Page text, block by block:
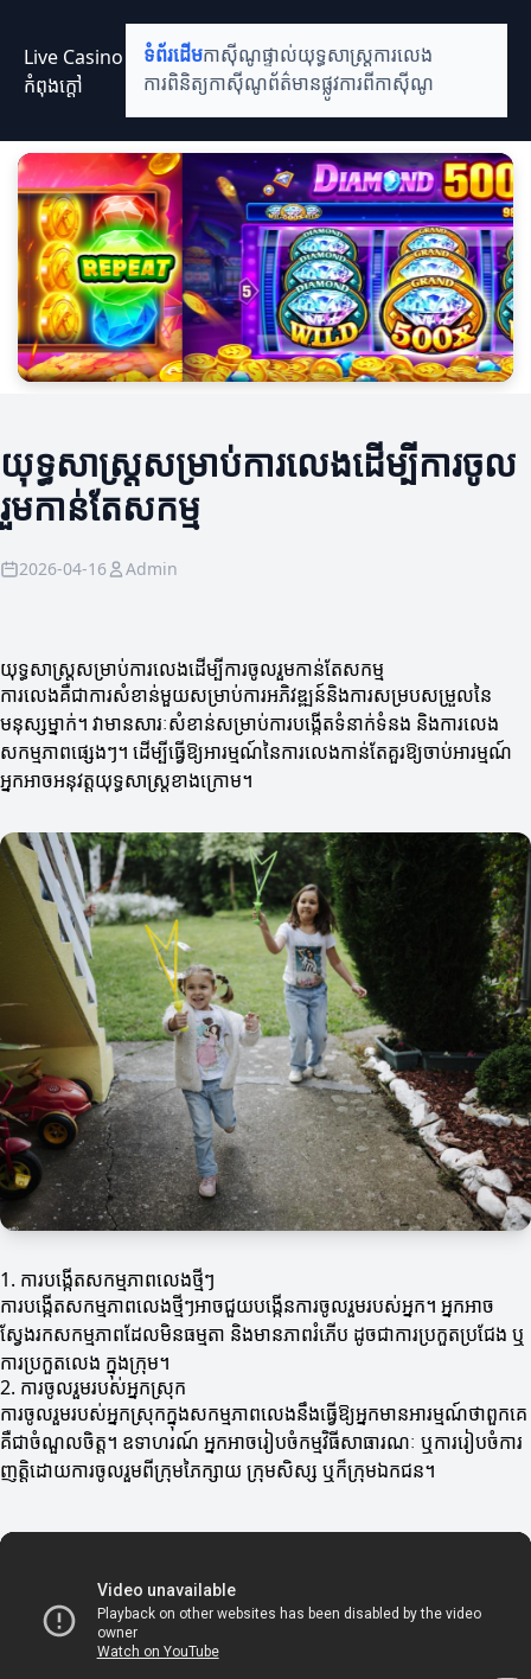
Live Casino
កំពុងក្តៅ
ទំព័រដើមកាស៊ីណូផ្ទាល់យុទ្ធសាស្ត្រការលេង
ការពិនិត្យកាស៊ីណូព័ត៌មានផ្លូវការពីកាស៊ីណូ
យុទ្ធសាស្ត្រសម្រាប់ការលេងដើម្បីការចូល
រួមកាន់តែសកម្ម
2026-04-16 Admin
យុទ្ធសាស្ត្រសម្រាប់ការលេងដើម្បីការចូលរួមកាន់តែសកម្ម
ការលេងគឺជាការសំខាន់មួយសម្រាប់ការអភិវឌ្ឍន៍និងការសម្របសម្រួលនៃ
មនុស្សម្នាក់។ វាមានសារៈសំខាន់សម្រាប់ការបង្កើតទំនាក់ទំនង និងការលេង
សកម្មភាពផ្សេងៗ។ ដើម្បីធ្វើឱ្យអារម្មណ៍នៃការលេងកាន់តែគួរឱ្យចាប់អារម្មណ៍
អ្នកអាចអនុវត្តយុទ្ធសាស្ត្រខាងក្រោម។
1. ការបង្កើតសកម្មភាពលេងថ្មីៗ
ការបង្កើតសកម្មភាពលេងថ្មីៗអាចជួយបង្កើនការចូលរួមរបស់អ្នក។ អ្នកអាច
ស្វែងរកសកម្មភាពដែលមិនធម្មតា និងមានភាពរំភើប ដូចជា​ការ​ប្រកួតប្រជែង ឬ​
ការប្រកួតលេង ក្នុងក្រុម។
2. ការចូលរួមរបស់អ្នកស្រុក
ការចូលរួមរបស់អ្នកស្រុកក្នុងសកម្មភាពលេងនឹងធ្វើឱ្យអ្នកមានអារម្មណ៍ថាពួកគេ
គឺជា​ចំណួលចិត្ត។ ឧទាហរណ៍ អ្នកអាចរៀបចំកម្មវិធីសាធារណៈ ឬ​ការ​រៀបចំការ​
ញត្តិដោយការចូលរួមពីក្រុមភៃក្សាយ ក្រុមសិស្ស ឬក៏ក្រុមឯកជន។